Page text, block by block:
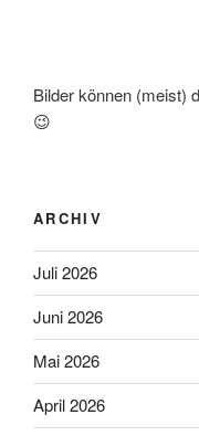
Bilder können (meist)
😉
ARCHIV
Juli 2026
Juni 2026
Mai 2026
April 2026